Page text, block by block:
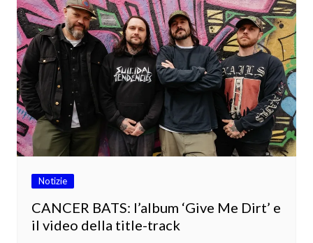
Notizie
CANCER BATS: l’album ‘Give Me Dirt’ e
il video della title-track